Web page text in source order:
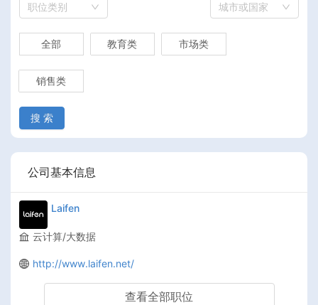
职位类别 城市或国家
全部 教育类 市场类
销售类
搜 索
公司基本信息
Laifen
云计算/大数据
http://www.laifen.net/
查看全部职位